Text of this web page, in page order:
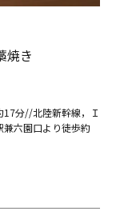
焼き
17分//北陸新幹線，Ｉ
兼六園口より徒歩約